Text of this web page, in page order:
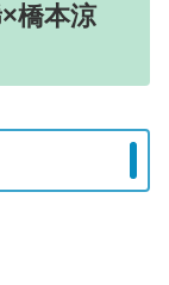
橋本涼